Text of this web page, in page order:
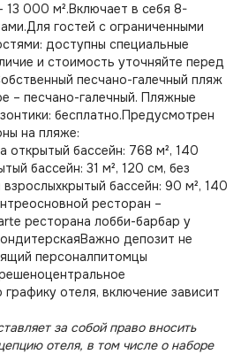
000 м².Включает в себя 8-
гостей с ограниченными
доступны специальные
и стоимость уточняйте перед
песчано-галечный пляж
– песчано-галечный. Пляжные
бесплатно.Предусмотрен
на пляже:
открытый бассейн: 768 м², 140
бассейн: 31 м², 120 см, без
бассейн: 90 м², 140
ресторан –
ресторана лобби-барбар у
депозит не
персоналпитомцы
отеля, включение зависит
за собой право вносить
отеля, в том числе о наборе